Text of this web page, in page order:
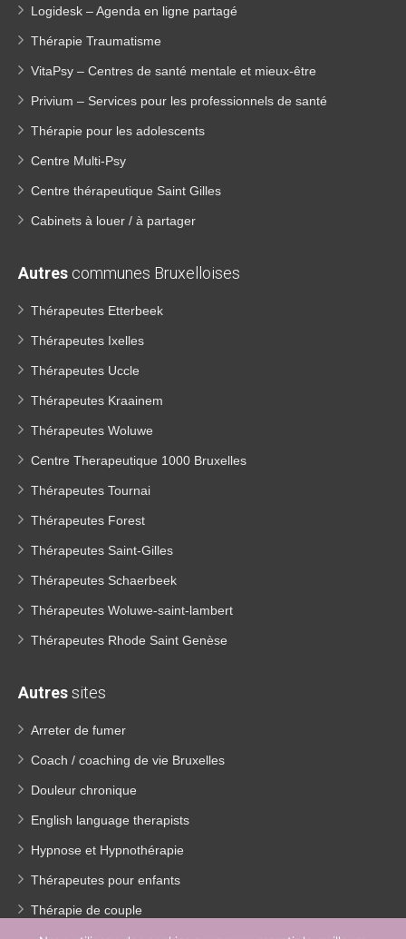
Logidesk – Agenda en ligne partagé
Thérapie Traumatisme
VitaPsy – Centres de santé mentale et mieux-être
Privium – Services pour les professionnels de santé
Thérapie pour les adolescents
Centre Multi-Psy
Centre thérapeutique Saint Gilles
Cabinets à louer / à partager
Autres communes Bruxelloises
Thérapeutes Etterbeek
Thérapeutes Ixelles
Thérapeutes Uccle
Thérapeutes Kraainem
Thérapeutes Woluwe
Centre Therapeutique 1000 Bruxelles
Thérapeutes Tournai
Thérapeutes Forest
Thérapeutes Saint-Gilles
Thérapeutes Schaerbeek
Thérapeutes Woluwe-saint-lambert
Thérapeutes Rhode Saint Genèse
Autressites
Arreter de fumer
Coach / coaching de vie Bruxelles
Douleur chronique
English language therapists
Hypnose et Hypnothérapie
Thérapeutes pour enfants
Thérapie de couple